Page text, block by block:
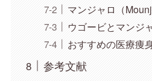
マンジャロ（
ウゴービとマンジ
おすすめの医療痩
参考文献